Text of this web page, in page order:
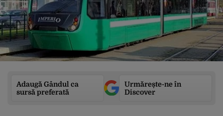
Adaugă Gândul ca
sursă preferată
Urmărește-ne în
Discover